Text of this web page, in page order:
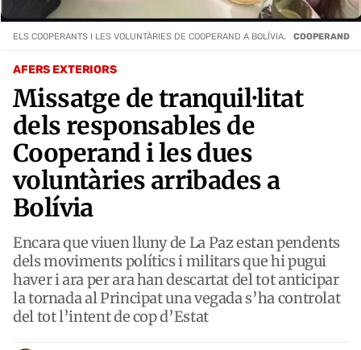
AFERS EXTERIORS
Missatge de tranquil·litat
dels responsables de
Cooperand i les dues
voluntàries arribades a
Bolívia
Encara que viuen lluny de La Paz estan pendents
dels moviments polítics i militars que hi pugui
haver i ara per ara han descartat del tot anticipar
la tornada al Principat una vegada s’ha controlat
del tot l’intent de cop d’Estat
ELS COOPERANTS I LES VOLUNTÀRIES DE COOPERAND A BOLÍVIA. COOPERAND